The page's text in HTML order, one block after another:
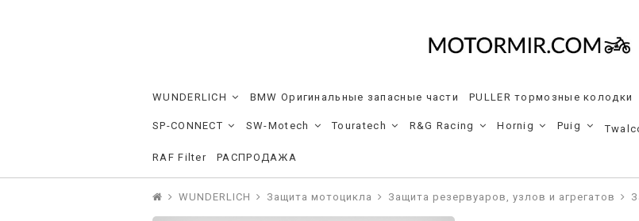
WUNDERLICH BMW Оригинальные запасные части PULLER тормозные колодки
SP-CONNECT SW-Motech Touratech R&G Racing Hornig Puig
RAF Filter РАСПРОДАЖА
WUNDERLICH Защита мотоцикла Защита резервуаров, узлов и агрегатов